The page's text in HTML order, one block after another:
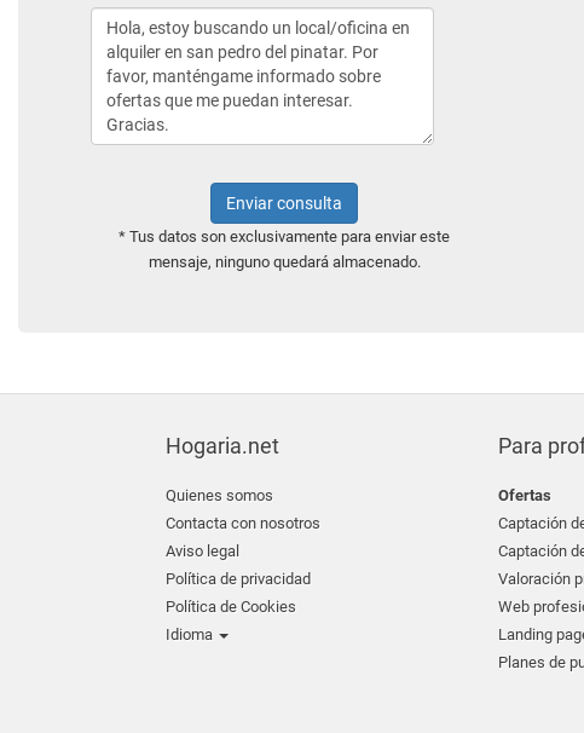
Enviar consulta
* Tus datos son exclusivamente para enviar este
mensaje, ninguno quedará almacenado.
Hogaria.net
Quienes somos
Contacta con nosotros
Aviso legal
Política de privacidad
Política de Cookies
Idioma
Para
Ofertas
Captación
Captación
Valoración
Web
Landing
Planes de